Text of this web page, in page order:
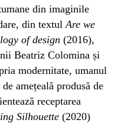
din imaginile
din textulAre we
of design (2016),
Beatriz Colomina și
modernitate, umanul
amețeală produsă de
receptarea
Silhouette (2020)